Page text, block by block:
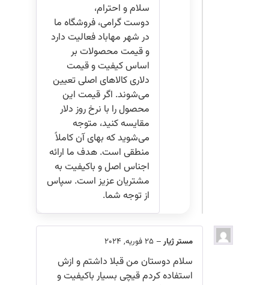
سلام و احترام،
دوست گرامی، فروشگاه ما
در شهر مهاباد فعالیت دارد
و قیمت‌ محصولات بر
اساس کیفیت و قیمت
دلاری کالاهای اصلی تعیین
می‌شوند. اگر قیمت این
محصول را با نرخ روز دلار
مقایسه کنید، متوجه
می‌شوید که بهای آن کاملاً
منطقی است. هدف ما ارائه
اجناس اصل و باکیفیت به
مشتریان عزیز است. سپاس
از توجه شما.
مستر ژیار–25 فوریه, 2024
سلام دوستان من قبلا داشتم و ازش
استفاده کردم قیچی بسیار باکیفیت و